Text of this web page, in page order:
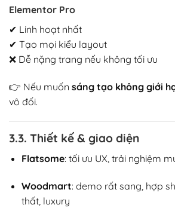
Elementor Pro
✔ Linh hoạt nhất
✔ Tạo mọi kiểu layout
❌ Dễ nặng trang nếu không tối ưu
👉 Nếu muốn sáng tạo không giới
vô đối.
3.3. Thiết kế & giao diện
Flatsome: tối ưu UX, trải nghiệm
Woodmart: demo rất sang, hợp
thất, luxury